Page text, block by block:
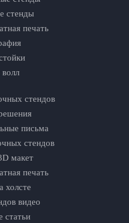
стенды
печать
стендов
письма
стендов
макет
печать
холсте
видео
статьи